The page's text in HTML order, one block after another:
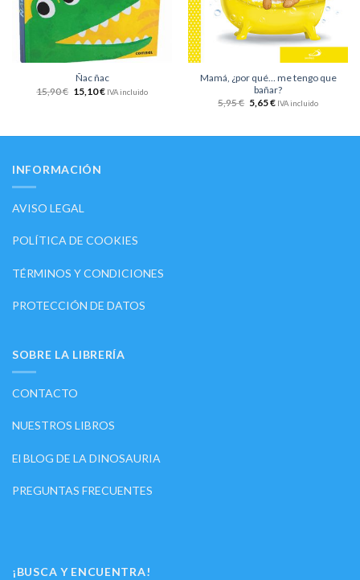
Ñac ñac
15,90€ 15,10€ IVA incluido
Mamá, ¿por qué… me tengo que
bañar?
5,95€ 5,65€ IVA incluido
INFORMACIÓN
AVISO LEGAL
POLÍTICA DE COOKIES
TÉRMINOS Y CONDICIONES
PROTECCIÓN DE DATOS
SOBRE LA LIBRERÍA
CONTACTO
NUESTROS LIBROS
El BLOG DE LA DINOSAURIA
PREGUNTAS FRECUENTES
¡BUSCA Y ENCUENTRA!